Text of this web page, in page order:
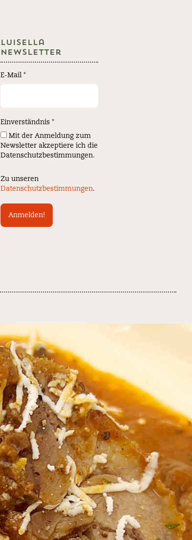
Luisella
Newsletter
E-Mail *
Einverständnis *
Mit der Anmeldung zum
Newsletter akzeptiere ich die
Datenschutzbestimmungen.
Zu unseren
Datenschutzbestimmungen.